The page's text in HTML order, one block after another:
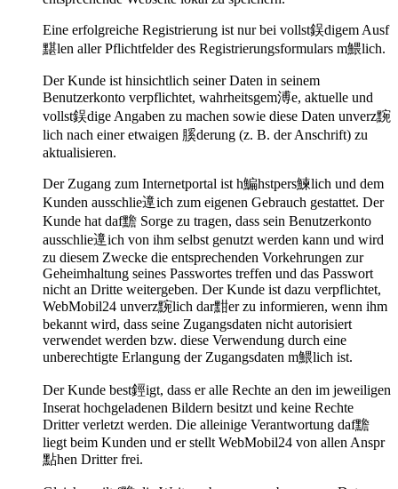
Eine erfolgreiche Registrierung ist nur bei vollst鋘digem Ausf
黮len aller Pflichtfelder des Registrierungsformulars m鰃lich.
Der Kunde ist hinsichtlich seiner Daten in seinem
Benutzerkonto verpflichtet, wahrheitsgem溥e, aktuelle und
vollst鋘dige Angaben zu machen sowie diese Daten unverz黦
lich nach einer etwaigen 膎derung (z. B. der Anschrift) zu
aktualisieren.
Der Zugang zum Internetportal ist h鯿hstpers鰊lich und dem
Kunden ausschlie遧ich zum eigenen Gebrauch gestattet. Der
Kunde hat daf黵 Sorge zu tragen, dass sein Benutzerkonto
ausschlie遧ich von ihm selbst genutzt werden kann und wird
zu diesem Zwecke die entsprechenden Vorkehrungen zur
Geheimhaltung seines Passwortes treffen und das Passwort
nicht an Dritte weitergeben. Der Kunde ist dazu verpflichtet,
WebMobil24 unverz黦lich dar黚er zu informieren, wenn ihm
bekannt wird, dass seine Zugangsdaten nicht autorisiert
verwendet werden bzw. diese Verwendung durch eine
unberechtigte Erlangung der Zugangsdaten m鰃lich ist.
Der Kunde best鋞igt, dass er alle Rechte an den im jeweiligen
Inserat hochgeladenen Bildern besitzt und keine Rechte
Dritter verletzt werden. Die alleinige Verantwortung daf黵
liegt beim Kunden und er stellt WebMobil24 von allen Anspr
點hen Dritter frei.